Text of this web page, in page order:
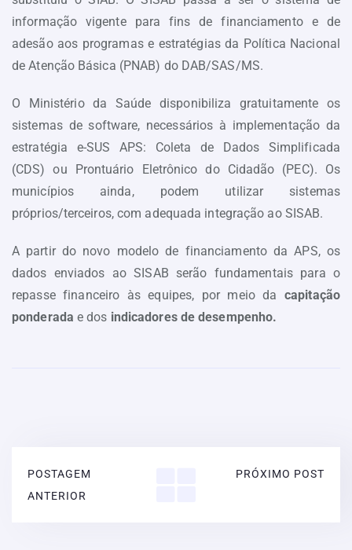
informação vigente para fins de financiamento e de
adesão aos programas e estratégias da Política Nacional
de Atenção Básica (PNAB) do DAB/SAS/MS.
O Ministério da Saúde disponibiliza gratuitamente os
sistemas de software, necessários à implementação da
estratégia e-SUS APS: Coleta de Dados Simplificada
(CDS) ou Prontuário Eletrônico do Cidadão (PEC). Os
municípios ainda, podem utilizar sistemas
próprios/terceiros, com adequada integração ao SISAB.
A partir do novo modelo de financiamento da APS, os
dados enviados ao SISAB serão fundamentais para o
repasse financeiro às equipes, por meio dacapitação
ponderada e dos indicadores de desempenho.
POSTAGEM
ANTERIOR
PRÓXIMO POST